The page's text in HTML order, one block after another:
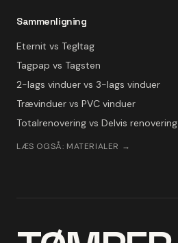
Sammenligning
Eternit vs Tegltag
Tagpap vs Tagsten
2-lags vinduer vs 3-lags vinduer
Trævinduer vs PVC vinduer
Totalrenovering vs Delvis renovering
LÆS OGSÅ: MATERIALER →